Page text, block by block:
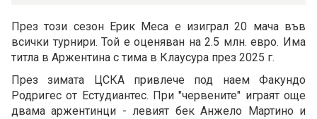
През този сезон Ерик Меса е изиграл 20 мача във
всички турнири. Той е оценяван на 2.5 млн. евро. Има
титла в Аржентина с тима в Клаусура през 2025 г.
През зимата ЦСКА привлече под наем Факундо
Родригес от Естудиантес. При "червените" играят още
двама аржентинци - левият бек Анжело Мартино и